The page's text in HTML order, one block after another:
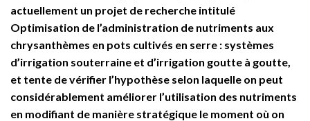
actuellement un projet de recherche intitulé
Optimisation de l’administration de nutriments aux
chrysanthèmes en pots cultivés en serre : systèmes
d’irrigation souterraine et d’irrigation goutte à goutte,
et tente de vérifier l’hypothèse selon laquelle on peut
considérablement améliorer l’utilisation des nutriments
en modifiant de manière stratégique le moment où on